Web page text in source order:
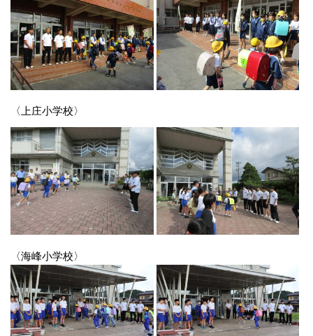
〈上庄小学校〉
〈海峰小学校〉